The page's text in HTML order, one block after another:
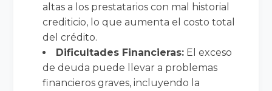
altas a los prestatarios con mal historial
crediticio, lo que aumenta el costo total
del crédito.
Dificultades Financieras: El exceso
de deuda puede llevar a problemas
financieros graves, incluyendo la